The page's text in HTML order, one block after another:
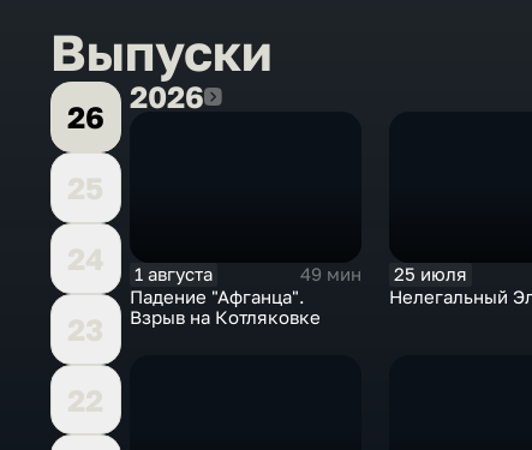
Выпуски
26
25
24
23
22
20262026
1 августа
49 мин
Падение "Афганца".
Взрыв на Котляковке
25 июля
Нелегальный